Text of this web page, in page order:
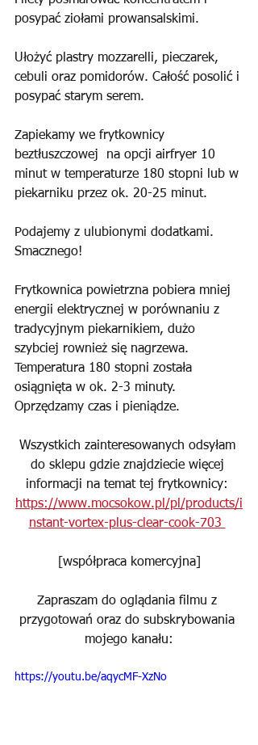
posypać ziołami prowansalskimi.
Ułożyć plastry mozzarelli, pieczarek,
cebuli oraz pomidorów. Całość posolić i
posypać starym serem.
Zapiekamy we frytkownicy
beztłuszczowej  na opcji airfryer 10
minut w temperaturze 180 stopni lub w
piekarniku przez ok. 20-25 minut.
Podajemy z ulubionymi dodatkami.
Smacznego!
Frytkownica powietrzna pobiera mniej
energii elektrycznej w porównaniu z
tradycyjnym piekarnikiem, dużo
szybciej rownież się nagrzewa.
Temperatura 180 stopni została
osiągnięta w ok. 2-3 minuty.
Oprzędzamy czas i pieniądze.
Wszystkich zainteresowanych odsyłam
do sklepu gdzie znajdziecie więcej
informacji na temat tej frytkownicy:
https://www.mocsokow.pl/pl/products/i
nstant-vortex-plus-clear-cook-703
[współpraca komercyjna]
Zapraszam do oglądania filmu z
przygotowań oraz do subskrybowania
mojego kanału:
https://youtu.be/aqycMF-XzNo